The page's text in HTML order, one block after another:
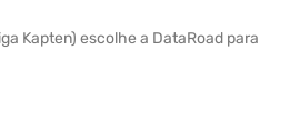
Kapten) escolhe a DataRoad para